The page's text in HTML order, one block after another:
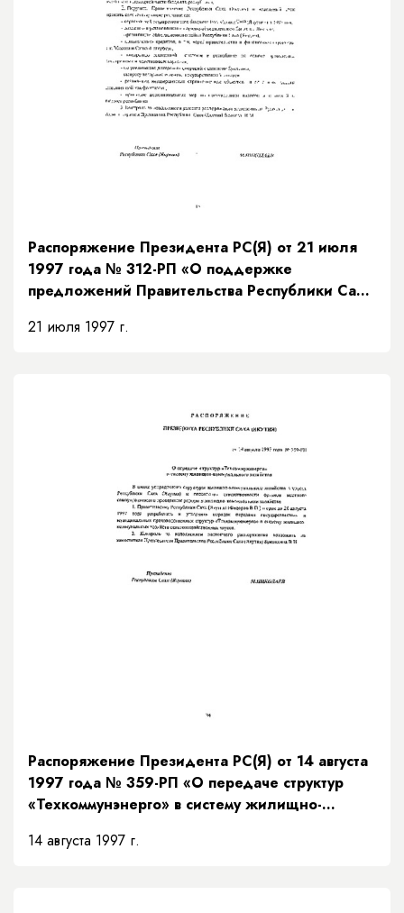
Распоряжение Президента РС(Я) от 21 июля
1997 года № 312-РП «О поддержке
предложений Правительства Республики Саха
бюджета на основании рекомендаций
21 июля 1997 г.
Распоряжение Президента РС(Я) от 14 августа
1997 года № 359-РП «О передаче структур
«Техкоммунэнерго» в систему жилищно-
14 августа 1997 г.